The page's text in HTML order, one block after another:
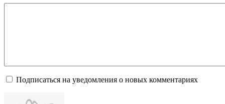
Подписаться на уведомления о новых комментариях